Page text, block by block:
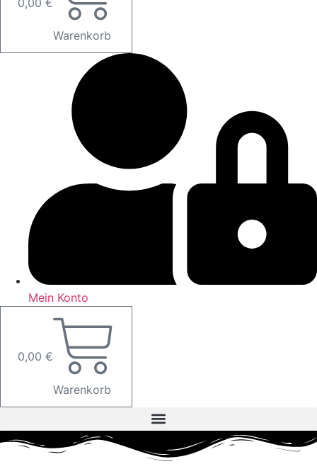
Warenkorb
Mein Konto
0,00 €
Warenkorb